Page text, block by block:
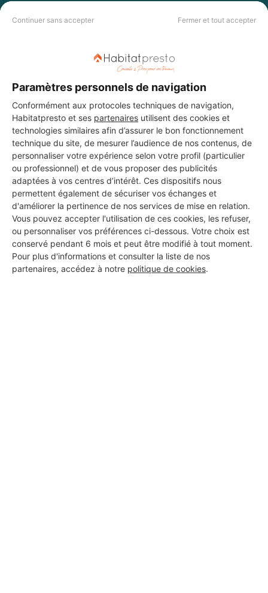
Continuer sans accepter Fermer et tout accepter
Paramètres personnels de navigation
Conformément aux protocoles techniques de navigation,
Habitatpresto et ses partenaires utilisent des cookies et
technologies similaires afin d’assurer le bon fonctionnement
technique du site, de mesurer l’audience de nos contenus, de
personnaliser votre expérience selon votre profil (particulier
ou professionnel) et de vous proposer des publicités
adaptées à vos centres d’intérêt. Ces dispositifs nous
permettent également de sécuriser vos échanges et
d'améliorer la pertinence de nos services de mise en relation.
Vous pouvez accepter l'utilisation de ces cookies, les refuser,
ou personnaliser vos préférences ci-dessous. Votre choix est
conservé pendant 6 mois et peut être modifié à tout moment.
Pour plus d'informations et consulter la liste de nos
partenaires, accédez à notre politique de cookies.
DEMANDER UN DEVIS
Les 1 autres Carreleurs pour
vos travaux à Ronquerolles
Rb
Ronquerolles